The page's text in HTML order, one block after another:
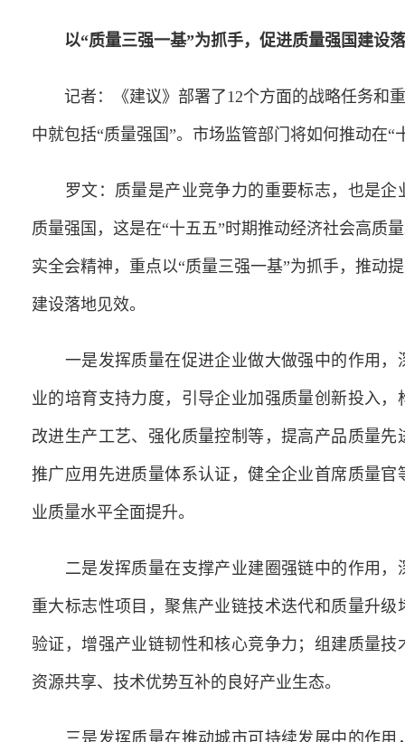
以“质量三强一基”为抓手，促进质量强国建设
记者：《建议》部署了12个方面的战略任务和重
中就包括“质量强国”。市场监管部门将如何推动在“
罗文：质量是产业竞争力的重要标志，也是企
质量强国，这是在“十五五”时期推动经济社会高质
实全会精神，重点以“质量三强一基”为抓手，推动
建设落地见效。
一是发挥质量在促进企业做大做强中的作用，
业的培育支持力度，引导企业加强质量创新投入
改进生产工艺、强化质量控制等，提高产品质量
推广应用先进质量体系认证，健全企业首席质量
业质量水平全面提升。
二是发挥质量在支撑产业建圈强链中的作用，
重大标志性项目，聚焦产业链技术迭代和质量升
验证，增强产业链韧性和核心竞争力；组建质量
资源共享、技术优势互补的良好产业生态。
三是发挥质量在推动城市可持续发展中的作用